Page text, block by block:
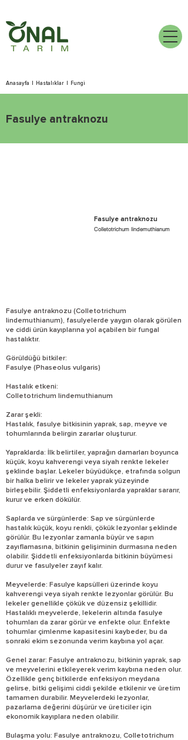
Anasayfa Hastalıklar Fungi
Fasulye antraknozu
Fasulye antraknozu
Colletotrichum lindemuthianum
Fasulye antraknozu (Colletotrichum
lindemuthianum), fasulyelerde yaygın olarak görülen
ve ciddi ürün kayıplarına yol açabilen bir fungal
hastalıktır.
Görüldüğü bitkiler:
Fasulye (Phaseolus vulgaris)
Hastalık etkeni:
Colletotrichum lindemuthianum
Zarar şekli:
Hastalık, fasulye bitkisinin yaprak, sap, meyve ve
tohumlarında belirgin zararlar oluşturur.
Yapraklarda: İlk belirtiler, yaprağın damarları boyunca
küçük, koyu kahverengi veya siyah renkte lekeler
şeklinde başlar. Lekeler büyüdükçe, etrafında solgun
bir halka belirir ve lekeler yaprak yüzeyinde
birleşebilir. Şiddetli enfeksiyonlarda yapraklar sararır,
kurur ve erken dökülür.
Saplarda ve sürgünlerde: Sap ve sürgünlerde
hastalık küçük, koyu renkli, çökük lezyonlar şeklinde
görülür. Bu lezyonlar zamanla büyür ve sapın
zayıflamasına, bitkinin gelişiminin durmasına neden
olabilir. Şiddetli enfeksiyonlarda bitkinin büyümesi
durur ve fasulyeler zayıf kalır.
Meyvelerde: Fasulye kapsülleri üzerinde koyu
kahverengi veya siyah renkte lezyonlar görülür. Bu
lekeler genellikle çökük ve düzensiz şekillidir.
Hastalıklı meyvelerde, lekelerin altında fasulye
tohumları da zarar görür ve enfekte olur. Enfekte
tohumlar çimlenme kapasitesini kaybeder, bu da
sonraki ekim sezonunda verim kaybına yol açar.
Genel zarar: Fasulye antraknozu, bitkinin yaprak, sap
ve meyvelerini etkileyerek verim kaybına neden olur.
Özellikle genç bitkilerde enfeksiyon meydana
gelirse, bitki gelişimi ciddi şekilde etkilenir ve üretim
tamamen durabilir. Meyvelerdeki lezyonlar,
pazarlama değerini düşürür ve üreticiler için
ekonomik kayıplara neden olabilir.
Bulaşma yolu: Fasulye antraknozu, Colletotrichum